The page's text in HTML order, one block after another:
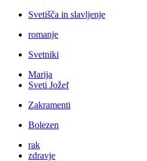
Svetišča in slavljenje
romanje
Svetniki
Marija
Sveti Jožef
Zakramenti
Bolezen
rak
zdravje